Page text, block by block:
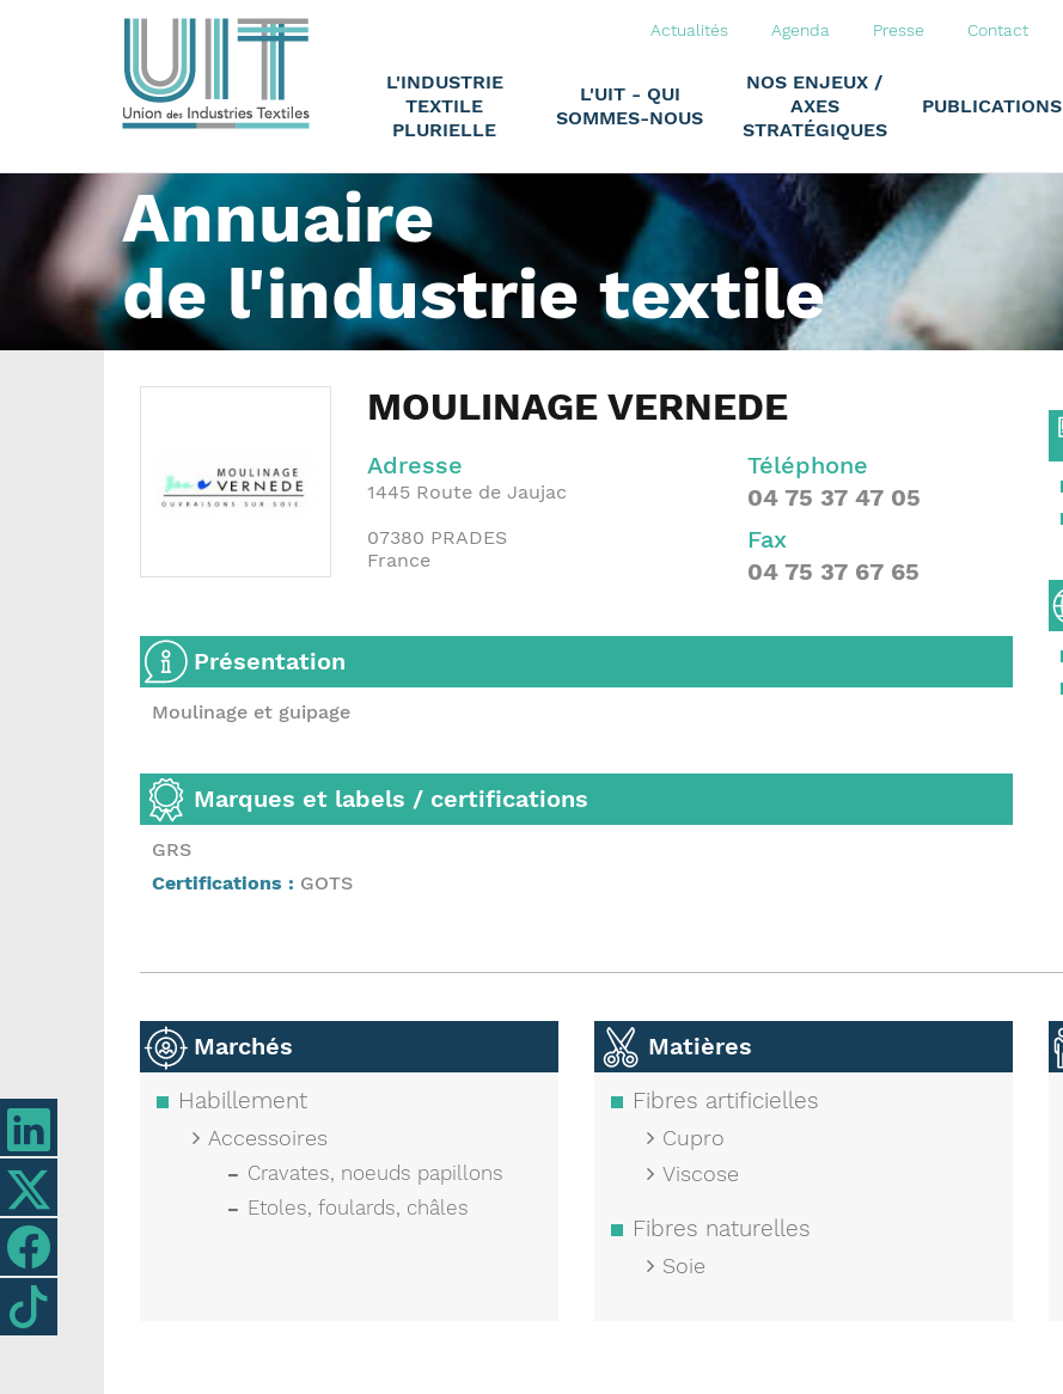
Actualités Agenda Presse Contact
L'INDUSTRIE
TEXTILE
PLURIELLE
L'UIT - QUI
SOMMES-NOUS
NOS ENJEUX /
AXES
STRATÉGIQUES
PUBLICATIONS
Annuaire
de l'industrie textile
MOULINAGE VERNEDE
Adresse
1445 Route de Jaujac
07380 PRADES
France
Téléphone
04 75 37 47 05
Fax
04 75 37 67 65
Présentation
Moulinage et guipage
Marques et labels / certifications
GRS
Certifications : GOTS
Marchés
Habillement
Accessoires
Cravates, noeuds papillons
Etoles, foulards, châles
Matières
Fibres artificielles
Cupro
Viscose
Fibres naturelles
Soie